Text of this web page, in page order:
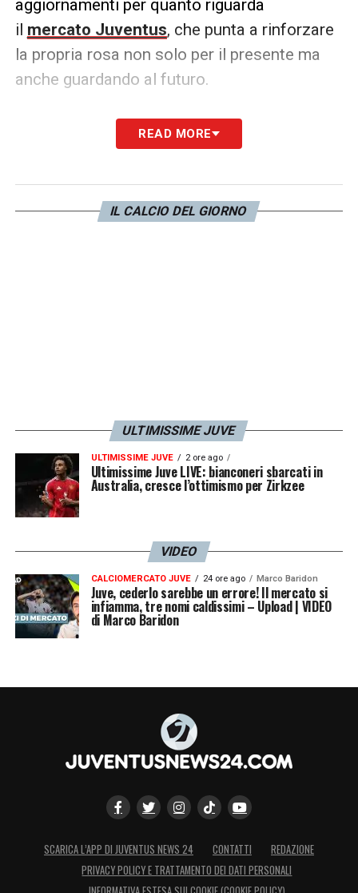
aggiornamenti per quanto riguarda
il mercato Juventus, che punta a rinforzare
la propria rosa non solo per il presente ma
anche guardando al futuro.
Stando a quanto si apprende i bianconeri
hanno messo nel mirino AdamAznou
più continuità. La Juve, così come
READ MORE
IL CALCIO DEL GIORNO
ULTIMISSIME JUVE
ULTIMISSIME JUVE 2 ore ago
Ultimissime Juve LIVE: bianconeri sbarcati in
Australia, cresce l’ottimismo per Zirkzee
VIDEO
CALCIOMERCATO JUVE 24 ore ago Marco Baridon
Juve, cederlo sarebbe un errore! Il mercato si
infiamma, tre nomi caldissimi – Upload | VIDEO
di Marco Baridon
SCARICA L’APP DI JUVENTUS NEWS 24 CONTATTI
REDAZIONE
PRIVACY POLICY E TRATTAMENTO DEI DATI PERSONALI